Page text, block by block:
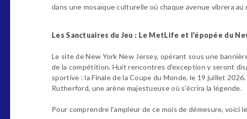
dans une mosaïque culturelle où chaque avenue vibrera
Les Sanctuaires du Jeu : Le MetLife et l'épopée du
Le site de New York New Jersey, opérant sous une
de la compétition. Huit rencontres d'exception y seront
sportive : la Finale de la Coupe du Monde, le 19 juillet
Rutherford, une arène majestueuse où s'écrira la légende.
Pour comprendre l'ampleur de ce mois de démesure, voici